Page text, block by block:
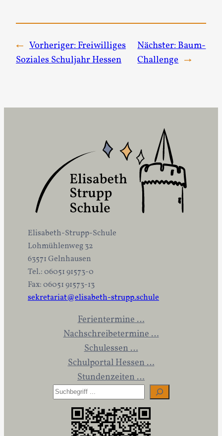
← Vorheriger:Freiwilliges
Soziales Schuljahr Hessen
Nächster:Baum-
Challenge →
Elisabeth-Strupp-Schule
Lohmühlenweg 32
63571 Gelnhausen
Tel.: 06051 91573-0
Fax: 06051 91573-13
sekretariat@elisabeth-strupp.schule
Ferientermine …
Nachschreibetermine …
Schulessen …
Schulportal Hessen …
Stundenzeiten …
S
u